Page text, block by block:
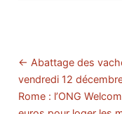
← Abattage des
vendredi 12
Rome : l’ONG